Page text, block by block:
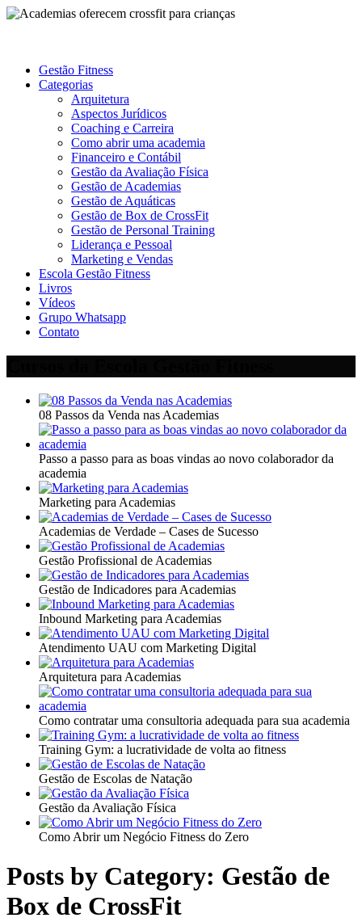
Gestão Fitness
Categorias
Arquitetura
Aspectos Jurídicos
Coaching e Carreira
Como abrir uma academia
Financeiro e Contábil
Gestão da Avaliação Física
Gestão de Academias
Gestão de Aquáticas
Gestão de Box de CrossFit
Gestão de Personal Training
Liderança e Pessoal
Marketing e Vendas
Escola Gestão Fitness
Livros
Vídeos
Grupo Whatsapp
Contato
08 Passos da Venda nas Academias
Passo a passo para as boas vindas ao novo colaborador da
academia
Marketing para Academias
Academias de Verdade – Cases de Sucesso
Gestão Profissional de Academias
Gestão de Indicadores para Academias
Inbound Marketing para Academias
Atendimento UAU com Marketing Digital
Arquitetura para Academias
Como contratar uma consultoria adequada para sua academia
Training Gym: a lucratividade de volta ao fitness
Gestão de Escolas de Natação
Gestão da Avaliação Física
Como Abrir um Negócio Fitness do Zero
Posts by Category: Gestão de
Box de CrossFit